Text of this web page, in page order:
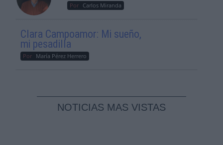
Por Carlos Miranda
Clara Campoamor: Mi sueño,
mi pesadilla
Por María Pérez Herrero
NOTICIAS MAS VISTAS